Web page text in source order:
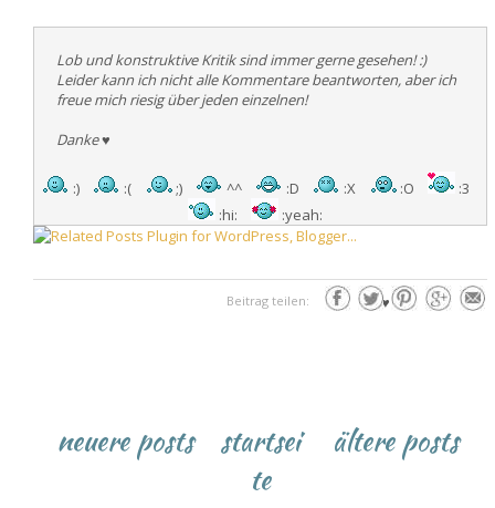
Lob und konstruktive Kritik sind immer gerne gesehen! :)
Leider kann ich nicht alle Kommentare beantworten, aber ich
freue mich riesig über jeden einzelnen!
Danke♥
:) :( ;) ^^ :D :X :O
:3
:hi:
:yeah:
♥
Beitrag teilen:
neuere posts ältere posts
startsei
te